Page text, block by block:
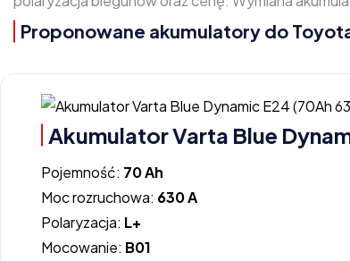
Proponowane akumulatory do
Akumulator Varta Blue
Pojemność: 70 Ah
Moc rozruchowa: 630 A
Polaryzacja: L+
Mocowanie: B01